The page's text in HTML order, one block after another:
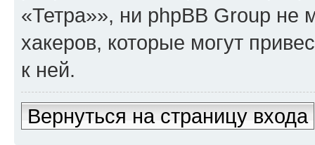
«Тетра»», ни phpBB Group не
хакеров, которые могут
к ней.
Вернуться на страницу входа